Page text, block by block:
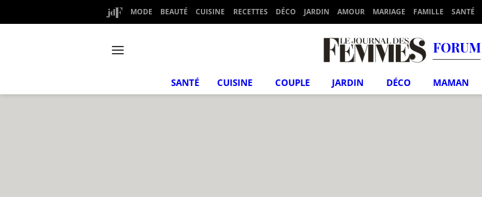
MODE BEAUTÉ CUISINE RECETTES DÉCO JARDIN AMOUR MARIAGE FAMILLE SANTÉ
FORUM
SANTÉ CUISINE COUPLE JARDIN DÉCO MAMAN